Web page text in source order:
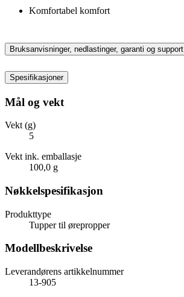
Komfortabel komfort
Bruksanvisninger, nedlastinger, garanti og support
Spesifikasjoner
Mål og vekt
Vekt (g)
5
Vekt ink. emballasje
100,0 g
Nøkkelspesifikasjon
Produkttype
Tupper til ørepropper
Modellbeskrivelse
Leverandørens artikkelnummer
13-905